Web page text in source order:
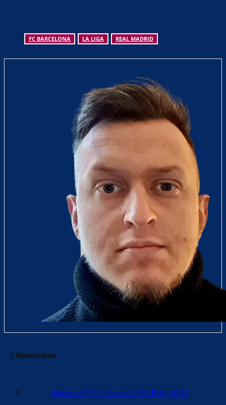
FC BARCELONA LA LIGA REAL MADRID
2 Kommentare
Mercer_007 27. Oktober 2023 Beim 19:41